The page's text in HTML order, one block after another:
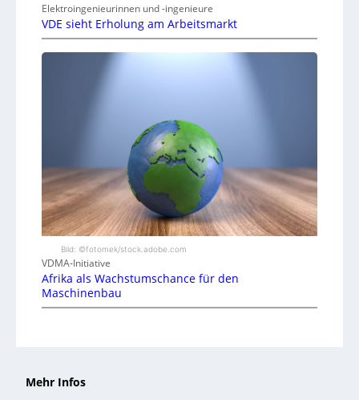
Elektroingenieurinnen und -ingenieure
VDE sieht Erholung am Arbeitsmarkt
Bild: ©fotomek/stock.adobe.com
VDMA-Initiative
Afrika als Wachstumschance für den
Maschinenbau
Mehr Infos